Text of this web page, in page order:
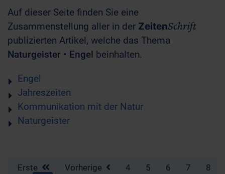
Auf dieser Seite finden Sie eine
Zusammenstellung aller in der ZeitenSchrift
publizierten Artikel, welche das Thema
Naturgeister • Engel beinhalten.
Engel
Jahreszeiten
Kommunikation mit der Natur
Naturgeister
Erste Vorherige 4 5 6 7
8